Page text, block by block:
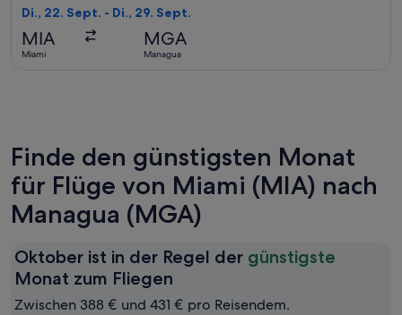
Di., 22. Sept. - Di., 29. Sept.
MIA
Miami
MGA
Managua
Finde den günstigsten Monat
für Flüge von Miami (MIA) nach
Managua (MGA)
Oktober ist in der Regel der günstigste
Monat zum Fliegen
ist
Zwischen 388 € und 431 € pro Reisendem.